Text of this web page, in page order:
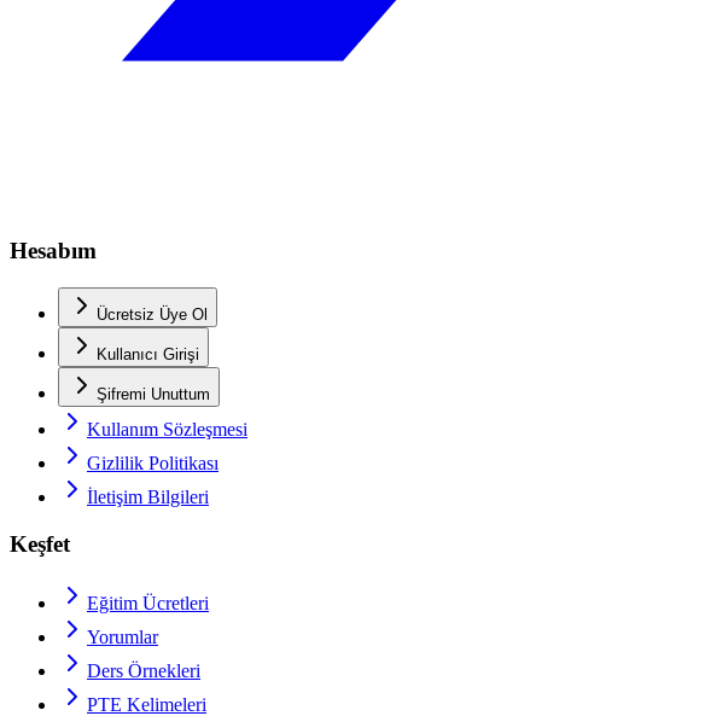
Hesabım
Ücretsiz Üye Ol
Kullanıcı Girişi
Şifremi Unuttum
Kullanım Sözleşmesi
Gizlilik Politikası
İletişim Bilgileri
Keşfet
Eğitim Ücretleri
Yorumlar
Ders Örnekleri
PTE Kelimeleri